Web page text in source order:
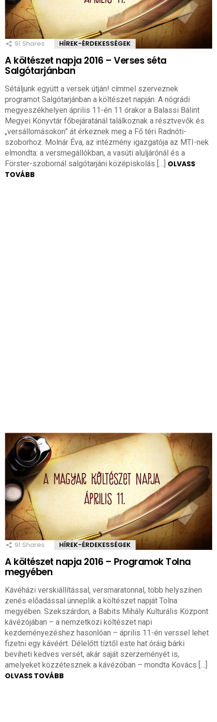
91 Shares HÍREK-ÉRDEKESSÉGEK
A költészet napja 2016 – Verses séta
Salgótarjánban
Sétáljunk együtt a versek útján! címmel szerveznek
programot Salgótarjánban a költészet napján. A nógrádi
megyeszékhelyen április 11-én 11 órakor a Balassi Bálint
Megyei Könyvtár főbejáratánál találkoznak a résztvevők és
„versállomásokon” át érkeznek meg a Fő téri Radnóti-
szoborhoz. Molnár Éva, az intézmény igazgatója az MTI-nek
elmondta: a versmegállókban, a vasúti aluljárónál és a
Förster-szobornál salgótarjáni középiskolás […] OLVASS
TOVÁBB
91 Shares HÍREK-ÉRDEKESSÉGEK
A költészet napja 2016 – Programok Tolna
megyében
Kávéházi verskiállítással, versmaratonnal, több helyszínen
zenés előadással ünneplik a költészet napját Tolna
megyében. Szekszárdon, a Babits Mihály Kulturális Központ
kávézójában – a nemzetközi költészet napi
kezdeményezéshez hasonlóan – április 11-én verssel lehet
fizetni egy kávéért. Délelőtt tíztől este hat óráig bárki
beviheti kedves versét, akár saját szerzeményét is,
amelyeket közzétesznek a kávézóban – mondta Kovács […]
OLVASS TOVÁBB